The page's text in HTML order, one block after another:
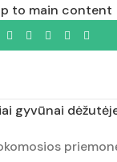
to main content